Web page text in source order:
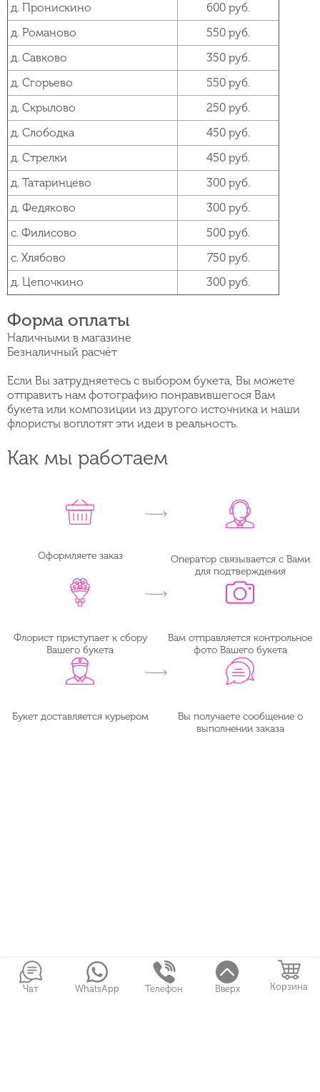
д. Пронискино
600 руб.
д. Романово
550 руб.
д. Савково
350 руб.
д. Сгорьево
550 руб.
д. Скрылово
250 руб.
д. Слободка
450 руб.
д. Стрелки
450 руб.
д. Татаринцево
300 руб.
д. Федяково
300 руб.
с. Филисово
500 руб.
с. Хлябово
750 руб.
д. Цепочкино
300 руб.
Форма оплаты
Наличными в магазине
Безналичный расчёт
Если Вы затрудняетесь с выбором букета, Вы можете
отправить нам фотографию понравившегося Вам
букета или композиции из другого источника и наши
флористы воплотят эти идеи в реальность.
Как мы работаем
Оформляете заказ
Оператор связывается с Вами
для подтверждения
Флорист приступает к сбору
Вашего букета
Вам отправляется контрольное
фото Вашего букета
Букет доставляется курьером
Вы получаете сообщение о
выполнении заказа
Чат WhatsApp Телефон Вверх Корзина